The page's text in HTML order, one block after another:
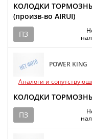
КОЛОДКИ
(произв-во AIRUI)
ПЗ
POWER KING
Аналоги и
КОЛОДКИ
ПЗ